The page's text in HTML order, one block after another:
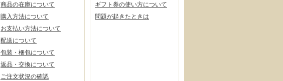
商品の在庫について
購入方法について
お支払い方法について
配送について
包装・梱包について
返品・交換について
ご注文状況の確認
ギフト券の使い方について
問題が起きたときは